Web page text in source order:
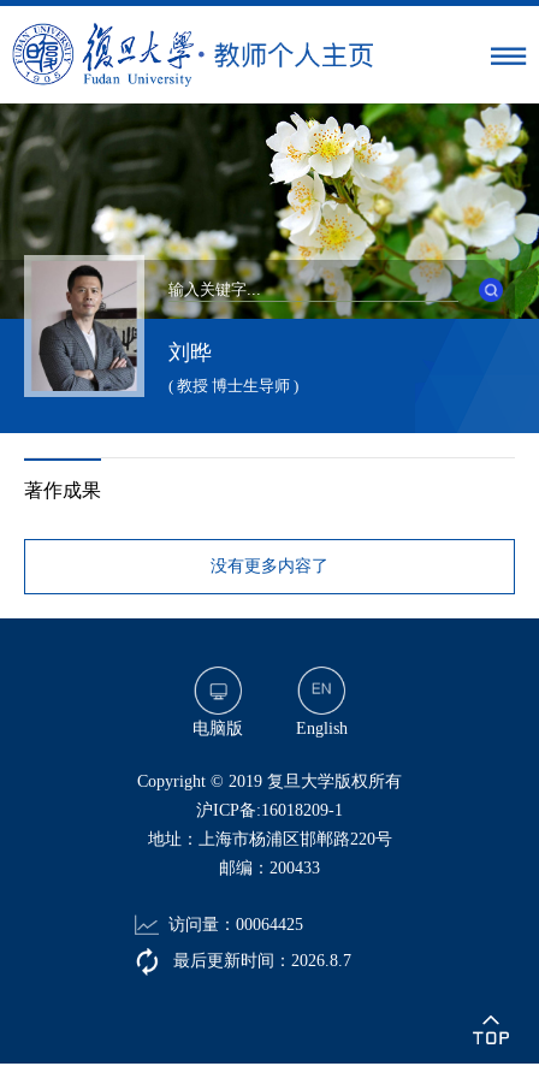
刘晔
( 教授 博士生导师 )
著作成果
没有更多内容了
电脑版 English
​Copyright © 2019 复旦大学版权所有
沪ICP备:16018209-1
地址：上海市杨浦区邯郸路220号
邮编：200433
访问量： 00064425
最后更新时间： 2026 8 7